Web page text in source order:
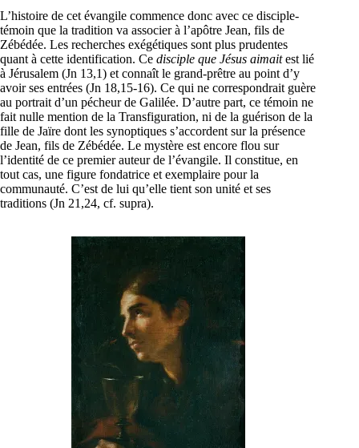
L’histoire de cet évangile commence donc avec ce disciple-
témoin que la tradition va associer à l’apôtre Jean, fils de
Zébédée. Les recherches exégétiques sont plus prudentes
quant à cette identification. Ce disciple que Jésus aimaitest lié
à Jérusalem (Jn 13,1) et connaît le grand-prêtre au point d’y
avoir ses entrées (Jn 18,15-16). Ce qui ne correspondrait guère
au portrait d’un pécheur de Galilée. D’autre part, ce témoin ne
fait nulle mention de la Transfiguration, ni de la guérison de la
fille de Jaïre dont les synoptiques s’accordent sur la présence
de Jean, fils de Zébédée. Le mystère est encore flou sur
l’identité de ce premier auteur de l’évangile. Il constitue, en
tout cas, une figure fondatrice et exemplaire pour la
communauté. C’est de lui qu’elle tient son unité et ses
traditions (Jn 21,24, cf. supra).